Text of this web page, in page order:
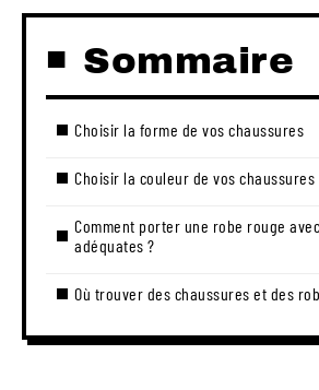
Sommaire
Choisir la forme de vos chaussures
Choisir la couleur de vos chaussures
Comment porter une robe rouge
adéquates ?
Où trouver des chaussures et des